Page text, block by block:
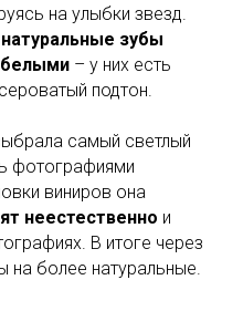
на улыбки звезд.
натуральные зубы
белыми – у них есть
подтон.
самый светлый
фотографиями
виниров она
неестественно и
В итоге через
на более натуральные.